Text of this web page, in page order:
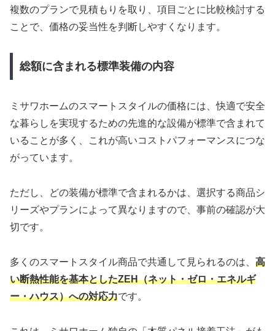
複数のプランで見積もりを取り、項目ごとに比較検討する
ことで、価格の妥当性を判断しやすくなります。
総額に含まれる標準装備の内容
ミサワホームのスマートスタイルの価格には、快適で安全
な暮らしを実現するための先進的な設備が標準で含まれて
いることが多く、これが高いコストパフォーマンスにつな
がっています。
ただし、どの装備が標準で含まれるかは、選択する商品シ
リーズやプランによって異なりますので、事前の確認が大
切です。
多くのスマートスタイル商品で共通して見られるのは、 高
い断熱性能を基本としたZEH（ネット・ゼロ・エネルギ
ー・ハウス）への対応力です。